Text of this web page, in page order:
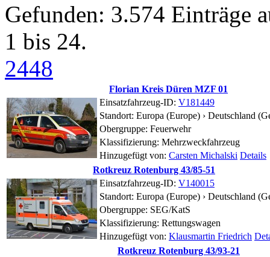
Gefunden: 3.574 Einträge
1 bis 24.
2448
Florian Kreis Düren MZF 01
Einsatzfahrzeug-ID: V181449
Standort: Europa (Europe) › Deutschland
Obergruppe: Feuerwehr
Klassifizierung: Mehrzweckfahrzeug
Hinzugefügt von: Carsten Michalski Details
Rotkreuz Rotenburg 43/85-51
Einsatzfahrzeug-ID: V140015
Standort: Europa (Europe) › Deutschland
Obergruppe: SEG/KatS
Klassifizierung: Rettungswagen
Hinzugefügt von: Klausmartin Friedrich
Rotkreuz Rotenburg 43/93-21